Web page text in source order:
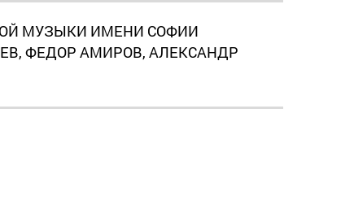
МУЗЫКИ ИМЕНИ СОФИИ
ФЕДОР АМИРОВ, АЛЕКСАНДР